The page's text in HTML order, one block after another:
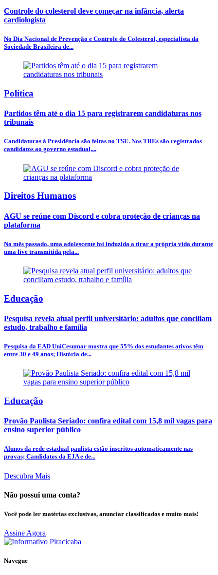
Controle do colesterol deve começar na infância, alerta
cardiologista
No Dia Nacional de Prevenção e Controle do Colesterol, especialista da
Sociedade Brasileira de...
Política
Partidos têm até o dia 15 para registrarem candidaturas nos
tribunais
Candidaturas à Presidência são feitas no TSE. Nos TREs são registrados
candidatos ao governo estadual,...
Direitos Humanos
AGU se reúne com Discord e cobra proteção de crianças na
plataforma
No mês passado, uma adolescente foi induzida a tirar a própria vida durante
uma live transmitida pela...
Educação
Pesquisa revela atual perfil universitário: adultos que conciliam
estudo, trabalho e família
Pesquisa da EAD UniCesumar mostra que 55% dos estudantes ativos têm
entre 30 e 49 anos; História de...
Educação
Provão Paulista Seriado: confira edital com 15,8 mil vagas para
ensino superior público
Alunos da rede estadual paulista estão inscritos automaticamente nas
provas; Candidatos da EJA e de...
Descubra Mais
Não possui uma conta?
Você pode ler matérias exclusivas, anunciar classificados e muito mais!
Assine Agora
Navegue